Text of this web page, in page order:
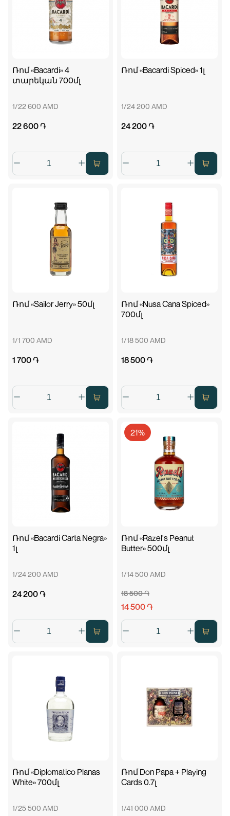
Ռոմ «Bacardi» 4
տարեկան 700մլ
1/22 600 AMD
22 600 ֏
Ռոմ «Bacardi Spiced» 1լ
1/24 200 AMD
24 200 ֏
Ռոմ «Sailor Jerry» 50մլ
1/1 700 AMD
1 700 ֏
Ռոմ «Nusa Cana Spiced»
700մլ
1/18 500 AMD
18 500 ֏
Ռոմ «Bacardi Carta Negra»
1լ
1/24 200 AMD
24 200 ֏
21%
Ռոմ «Razel's Peanut
Butter» 500մլ
1/14 500 AMD
18 500 ֏
14 500 ֏
Ռոմ «Diplomatico Planas
White» 700մլ
1/25 500 AMD
Ռոմ Don Papa + Playing
Cards 0.7լ
1/41 000 AMD